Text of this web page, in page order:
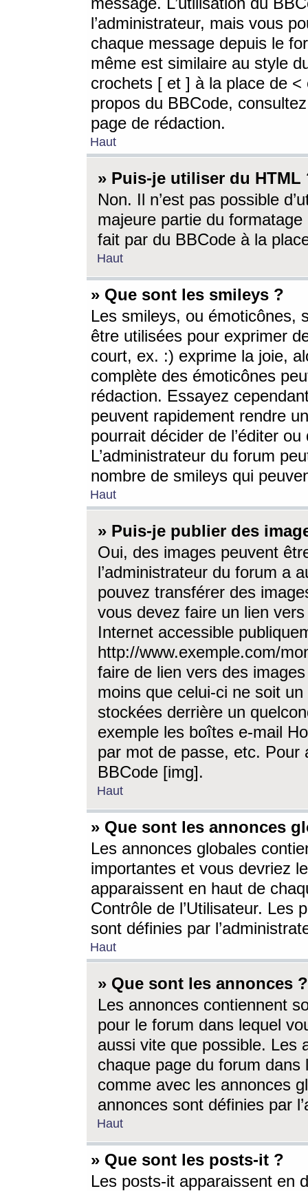
l’administrateur, mais vous
chaque message depuis le
même est similaire au style
crochets [ et ] à la place de <
propos du BBCode,
page de rédaction.
Haut
» Puis-je utiliser du HTML
Non. Il n’est pas possible
majeure partie du
fait par du BBCode à la
Haut
» Que sont les smileys ?
Les smileys, ou émoticônes,
être utilisées pour exprimer
court, ex. :) exprime la joie,
complète des émoticônes
rédaction. Essayez
peuvent rapidement rendre
pourrait décider de l’éditer
L’administrateur du forum
nombre de smileys qui
Haut
» Puis-je publier des
Oui, des images peuvent
l’administrateur du forum a
pouvez transférer des
vous devez faire un lien
Internet accessible
http://www.exemple.com/
faire de lien vers des
moins que celui-ci ne soit
stockées derrière un
exemple les boîtes e-mail
par mot de passe, etc. Pour
BBCode [img].
Haut
» Que sont les annonces
Les annonces globales
importantes et vous devriez
apparaissent en haut de
Contrôle de l’Utilisateur. Les
sont définies par
Haut
» Que sont les annonces ?
Les annonces contiennent
pour le forum dans lequel
aussi vite que possible. Les
chaque page du forum dans
comme avec les annonces
annonces sont définies par
Haut
» Que sont les posts-it ?
Les posts-it apparaissent en